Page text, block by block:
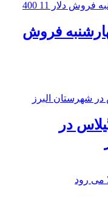
فروش
در